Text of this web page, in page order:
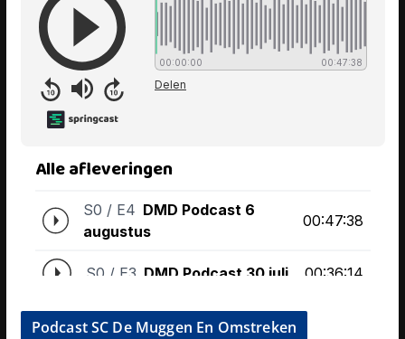
Podcast SC De Muggen En Omstreken